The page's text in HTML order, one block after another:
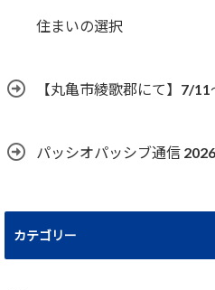
住まいの選択
【丸亀市綾歌郡にて】7/
パッシオパッシブ通信
カテゴリー